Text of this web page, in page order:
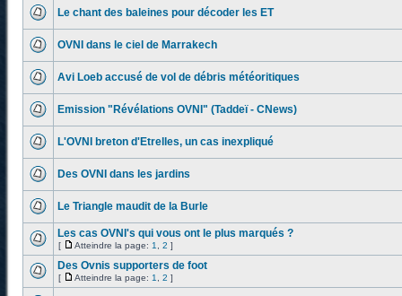
Le chant des baleines pour décoder les ET
OVNI dans le ciel de Marrakech
Avi Loeb accusé de vol de débris météoritiques
Emission "Révélations OVNI" (Taddeï - CNews)
L'OVNI breton d'Etrelles, un cas inexpliqué
Des OVNI dans les jardins
Le Triangle maudit de la Burle
Les cas OVNI's qui vous ont le plus marqués ?
[ Atteindre la page: 1 2 ]
Des Ovnis supporters de foot
[ Atteindre la page: 1 2 ]